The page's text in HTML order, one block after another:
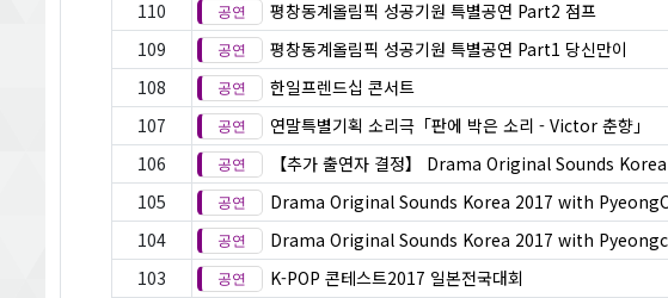
110
평창동계올림픽 성공기원 특별공연 Part2 점프
109
평창동계올림픽 성공기원 특별공연 Part1 당신만이
108
한일프렌드십 콘서트
107
연말특별기획 소리극「판에 박은 소리 - Victor 춘향」
106
【추가 출연자 결정】 Drama Original Sounds
105
Drama Original Sounds Korea 2017 with
104
Drama Original Sounds Korea 2017 with
103
K-POP 콘테스트2017 일본전국대회